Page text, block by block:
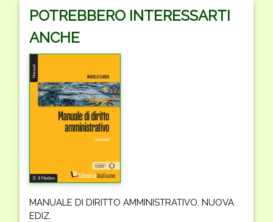
POTREBBERO INTERESSARTI
ANCHE
MANUALE DI DIRITTO AMMINISTRATIVO. NUOVA
EDIZ.